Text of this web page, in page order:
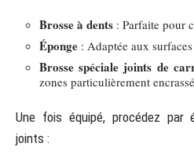
Brosse à dents : Parfaite pour
Éponge : Adaptée aux
Brosse spéciale joints de
zones particulièrement
Une fois équipé, procédez par
joints :